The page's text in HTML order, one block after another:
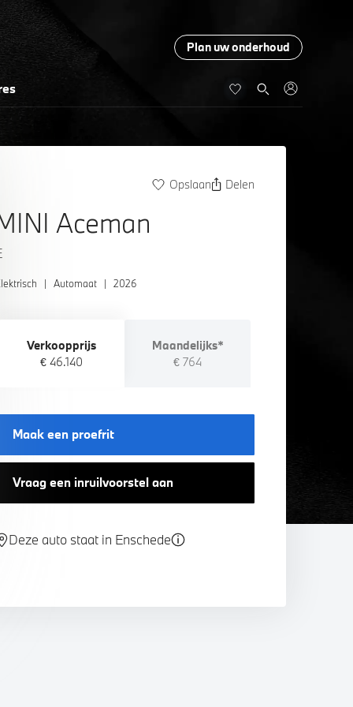
Plan uw onderhoud
Opslaan Delen
Aceman
| Automaat | 2026
Verkoopprijs
€ 46.140
Maandelijks*
€ 764
Maak een proefrit
Vraag een inruilvoorstel aan
Deze auto staat in Enschede